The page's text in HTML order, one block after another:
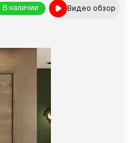
В наличии
Видео обзор